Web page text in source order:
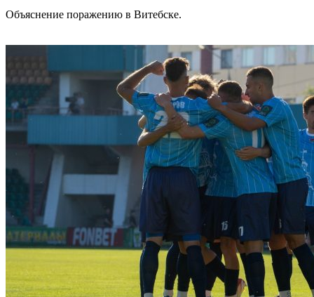
Объяснение поражению в Витебске.